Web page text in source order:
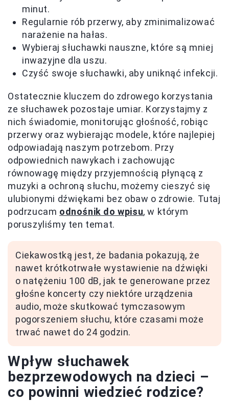
minut.
Regularnie rób przerwy, aby zminimalizować
narażenie na hałas.
Wybieraj słuchawki nauszne, które są mniej
inwazyjne dla uszu.
Czyść swoje słuchawki, aby uniknąć infekcji.
Ostatecznie kluczem do zdrowego korzystania
ze słuchawek pozostaje umiar. Korzystajmy z
nich świadomie, monitorując głośność, robiąc
przerwy oraz wybierając modele, które najlepiej
odpowiadają naszym potrzebom. Przy
odpowiednich nawykach i zachowując
równowagę między przyjemnością płynącą z
muzyki a ochroną słuchu, możemy cieszyć się
ulubionymi dźwiękami bez obaw o zdrowie. Tutaj
podrzucam odnośnik do wpisu, w którym
poruszyliśmy ten temat.
Ciekawostką jest, że badania pokazują, że
nawet krótkotrwałe wystawienie na dźwięki
o natężeniu 100 dB, jak te generowane przez
głośne koncerty czy niektóre urządzenia
audio, może skutkować tymczasowym
pogorszeniem słuchu, które czasami może
trwać nawet do 24 godzin.
Wpływ słuchawek
bezprzewodowych na dzieci –
co powinni wiedzieć rodzice?